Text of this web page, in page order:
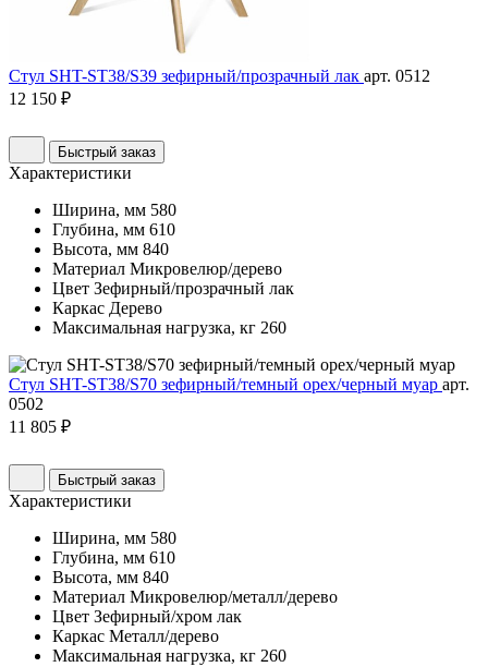
Стул SHT-ST38/S39 зефирный/прозрачный лак арт. 0512
12 150 ₽
Быстрый заказ
Характеристики
Ширина, мм 580
Глубина, мм 610
Высота, мм 840
Материал Микровелюр/дерево
Цвет Зефирный/прозрачный лак
Каркас Дерево
Максимальная нагрузка, кг 260
Стул SHT-ST38/S70 зефирный/темный орех/черный муар арт.
0502
11 805 ₽
Быстрый заказ
Характеристики
Ширина, мм 580
Глубина, мм 610
Высота, мм 840
Материал Микровелюр/металл/дерево
Цвет Зефирный/хром лак
Каркас Металл/дерево
Максимальная нагрузка, кг 260